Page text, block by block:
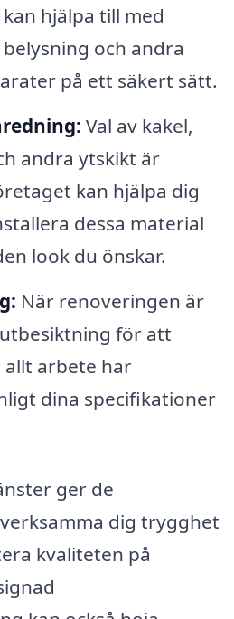
hjälpa till med
och andra
på ett säkert sätt.
Val av kakel,
andra ytskikt är
kan hjälpa dig
dessa material
look du önskar.
När renoveringen är
för att
allt arbete har
dina specifikationer
ger de
dig trygghet
kvaliteten på